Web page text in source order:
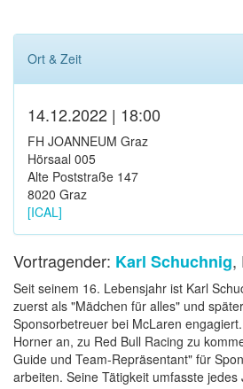
Ort & Zeit
14.12.2022 | 18:00
FH JOANNEUM Graz
Hörsaal 005
Alte Poststraße 147
8020 Graz
[ICAL]
Vortragender: Karl Schuchnig,
Seit seinem 16. Lebensjahr ist Karl
zuerst als "Mädchen für alles" und
Sponsorbetreuer bei McLaren
Horner an, zu Red Bull Racing zu
Guide und Team-Repräsentant" für
arbeiten. Seine Tätigkeit umfasste